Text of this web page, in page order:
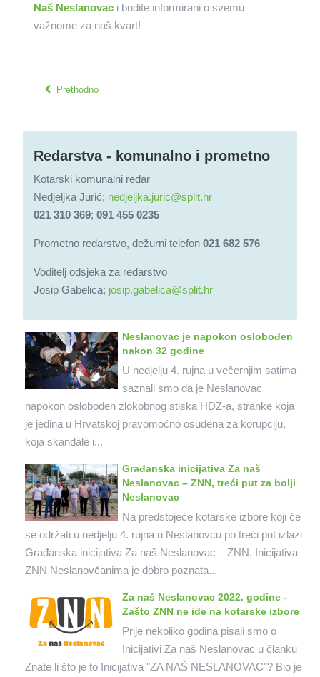
Naš Neslanovaci budite informirani o svemu
važnome za naš kvart!
Prethodno
Redarstva - komunalno i prometno
Kotarski komunalni redar
Nedjeljka Jurić; nedjeljka.juric@split.hr
021 310 369; 091 455 0235
Prometno redarstvo, dežurni telefon 021 682 576
Voditelj odsjeka za redarstvo
Josip Gabelica; josip.gabelica@split.hr
Neslanovac je napokon oslobođen
nakon 32 godine
U nedjelju 4. rujna u večernjim satima
saznali smo da je Neslanovac
napokon oslobođen zlokobnog stiska HDZ-a, stranke koja
je jedina u Hrvatskoj pravomoćno osuđena za korupciju,
koja skandale i...
Građanska inicijativa Za naš
Neslanovac – ZNN, treći put za bolji
Neslanovac
Na predstojeće kotarske izbore koji će
se održati u nedjelju 4. rujna u Neslanovcu po treći put izlazi
Građanska inicijativa Za naš Neslanovac – ZNN. Inicijativa
ZNN Neslanovčanima je dobro poznata...
Za naš Neslanovac 2022. godine -
Zašto ZNN ne ide na kotarske izbore
Prije nekoliko godina pisali smo o
Inicijativi Za naš Neslanovac u članku
Znate li što je to Inicijativa "ZA NAŠ NESLANOVAC"? Bio je